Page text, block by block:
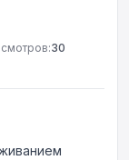
30